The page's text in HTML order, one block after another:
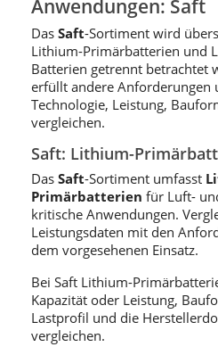
Anwendungen: Saft
Das Saft-Sortiment wird
Lithium-Primärbatterien und
Batterien getrennt betrachtet
erfüllt andere Anforderungen
Technologie, Leistung,
vergleichen.
Saft: Lithium-
Das Saft-Sortiment umfasst
Primärbatterien für Luft-
kritische Anwendungen.
Leistungsdaten mit den
dem vorgesehenen Einsatz.
Bei Saft Lithium-
Kapazität oder Leistung,
Lastprofil und die
vergleichen.